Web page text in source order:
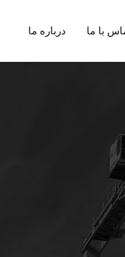
با ما درباره ما